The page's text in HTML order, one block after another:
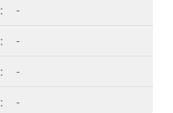
:
-
:
-
:
-
: -